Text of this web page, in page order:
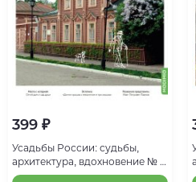
399 ₽
Усадьбы России: судьбы,
архитектура, вдохновение № 6:
Усадьба Павлова